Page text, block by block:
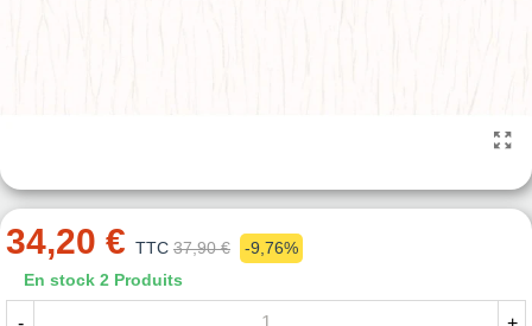
34,20 € TTC 37,90 €
-9,76%
En stock 2 Produits